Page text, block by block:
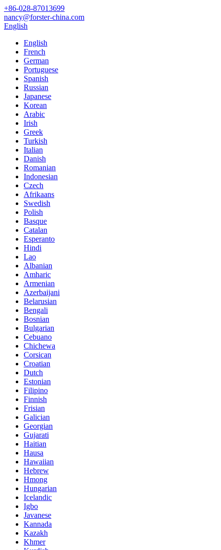
+86-028-87013699
nancy@forster-china.com
English
English
French
German
Portuguese
Spanish
Russian
Japanese
Korean
Arabic
Irish
Greek
Turkish
Italian
Danish
Romanian
Indonesian
Czech
Afrikaans
Swedish
Polish
Basque
Catalan
Esperanto
Hindi
Lao
Albanian
Amharic
Armenian
Azerbaijani
Belarusian
Bengali
Bosnian
Bulgarian
Cebuano
Chichewa
Corsican
Croatian
Dutch
Estonian
Filipino
Finnish
Frisian
Galician
Georgian
Gujarati
Haitian
Hausa
Hawaiian
Hebrew
Hmong
Hungarian
Icelandic
Igbo
Javanese
Kannada
Kazakh
Khmer